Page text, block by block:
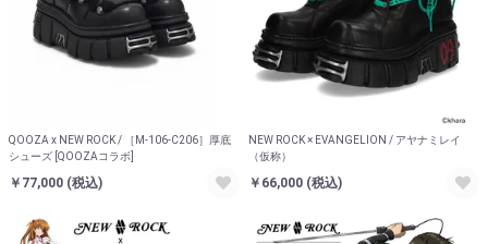
QOOZA x NEW ROCK / ［M-106-C206］厚底
シューズ [QOOZAコラボ]
￥77,000 (税込)
NEW ROCK × EVANGELION / アヤナミレイ
（仮称）
￥66,000 (税込)